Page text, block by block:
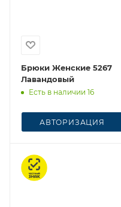
Брюки Женские 5267
Лавандовый
Есть в наличии 16
АВТОРИЗАЦИЯ
Честный знак